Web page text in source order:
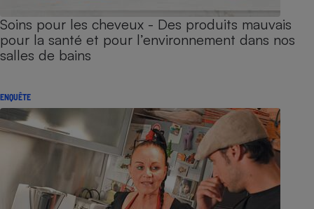
Soins pour les cheveux - Des produits mauvais
pour la santé et pour l’environnement dans nos
salles de bains
ENQUÊTE